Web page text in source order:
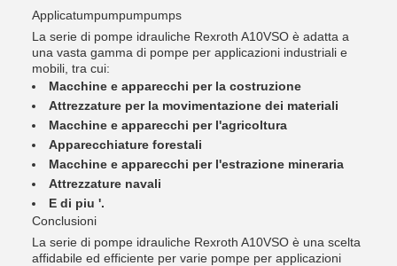
Applicatumpumpumpumps
La serie di pompe idrauliche Rexroth A10VSO è adatta a
una vasta gamma di pompe per applicazioni industriali e
mobili, tra cui:
Macchine e apparecchi per la costruzione
Attrezzature per la movimentazione dei materiali
Macchine e apparecchi per l'agricoltura
Apparecchiature forestali
Macchine e apparecchi per l'estrazione mineraria
Attrezzature navali
E di piu '.
Conclusioni
La serie di pompe idrauliche Rexroth A10VSO è una scelta
affidabile ed efficiente per varie pompe per applicazioni